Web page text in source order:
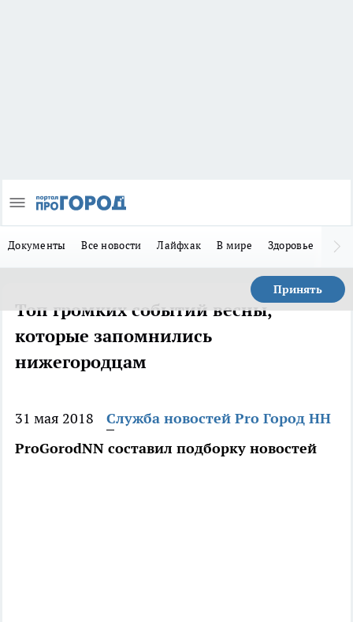
Документы Все новости Лайфхак В мире Здоровье
Принять
Топ громких событий весны,
которые запомнились
нижегородцам
31 мая 2018
Служба новостей Pro Город НН
ProGorodNN составил подборку новостей